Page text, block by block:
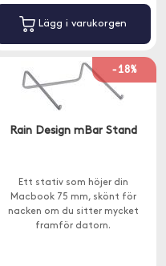
Lägg i varukorgen
-18%
Rain Design mBar Stand
Ett stativ som höjer din
Macbook 75 mm, skönt för
nacken om du sitter mycket
framför datorn.